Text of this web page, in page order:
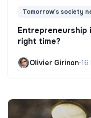
Tomorrow's society
right time?
Olivier Girinon•